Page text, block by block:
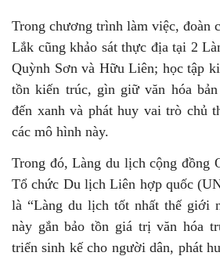
Trong chương trình làm việc, đoàn
Lắk cũng khảo sát thực địa tại 2
Quỳnh Sơn và Hữu Liên; học tập
tồn kiến trúc, gìn giữ văn hóa
đến xanh và phát huy vai trò chủ
các mô hình này.
Trong đó, Làng du lịch cộng đồng
Tổ chức Du lịch Liên hợp quốc
là “Làng du lịch tốt nhất thế giới
này gắn bảo tồn giá trị văn hóa
triển sinh kế cho người dân, phát